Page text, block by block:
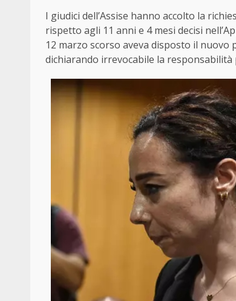
I giudici dell’Assise hanno accolto la
rispetto agli 11 anni e 4 mesi decisi
12 marzo scorso aveva disposto il
dichiarando irrevocabile la